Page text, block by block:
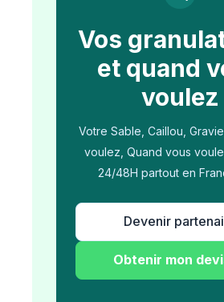
Vos
et quand
voulez
Votre Sable, Caillou,
voulez, Quand vous
24/48H partout en
Devenir
Obtenir mon